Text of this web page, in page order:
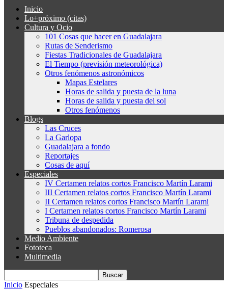
Inicio
Lo+próximo (citas)
Cultura y Ocio
101 Cosas que hacer en Guadalajara
Rutas de Senderismo
Fiestas Tradicionales de Guadalajara
El Tiempo (previsión meteorológica)
Otros fenómenos astronómicos
Mapas Estelares
Horas de salida y puesta de la luna
Horas de salida y puesta del sol
Otros fenómenos
Blogs
Las Cruces
La Garlopa
Guadalajara a fondo
Reportajes
Cosas de aquí
Especiales
IV Certamen relatos cortos Francisco Martín Larami
III Certamen relatos cortos Francisco Martín Larami
II Certamen relatos cortos Francisco Martín Larami
I Certamen relatos cortos Francisco Martín Larami
Tribuna de despedida
Pueblos abandonados: Romerosa
Medio Ambiente
Fototeca
Multimedia
Inicio Especiales